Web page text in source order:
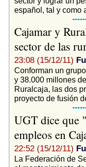
español, tal y como
Cajamar y
sector de las
23:08 (15/12/11)
Conforman un
y 38.000 millones
Ruralcaja, las dos
proyecto de fusión
UGT dice que
empleos en
22:52 (15/12/11)
La Federación de